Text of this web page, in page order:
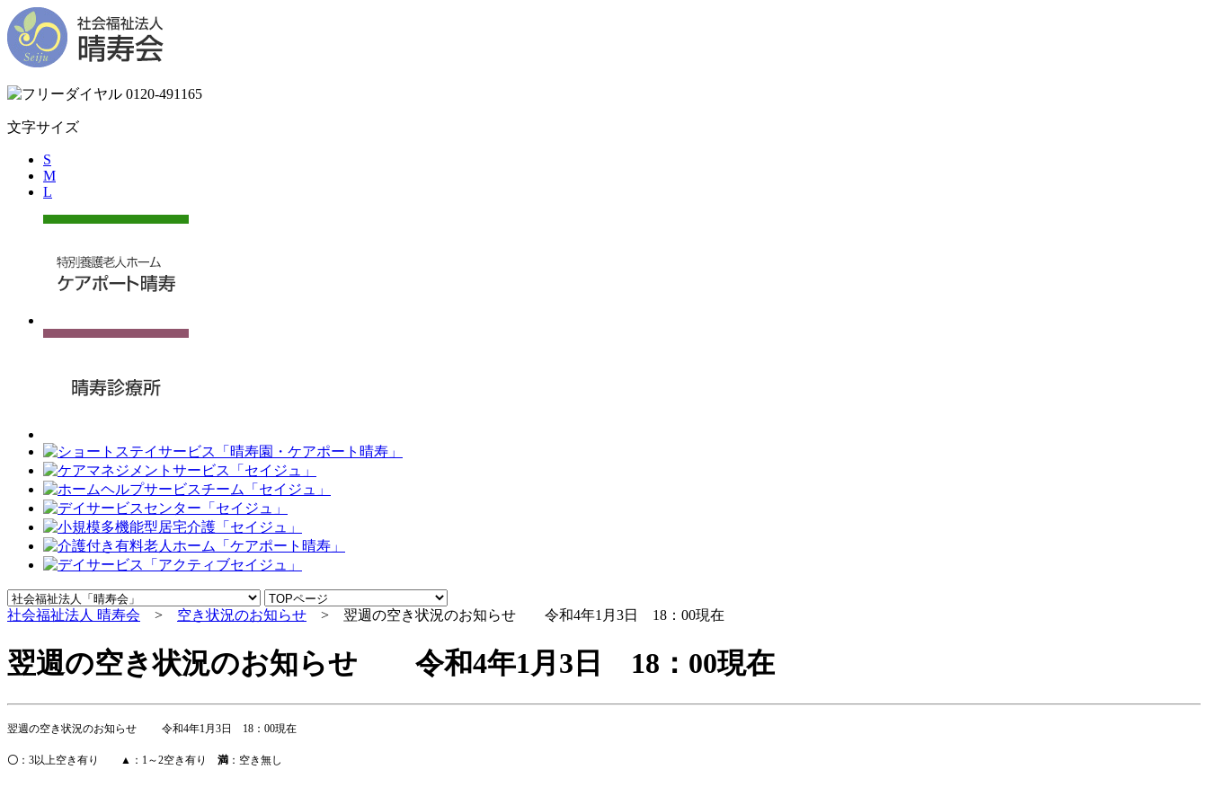
文字サイズ
S
M
L
社会福祉法人 晴寿会 > 空き状況のお知らせ > 翌週の空き状況のお知らせ 令和4年1月3日 18：00現在
翌週の空き状況のお知らせ 令和4年1月3日 18：00現在
翌週の空き状況のお知らせ 令和4年1月3日 18 ： 00現在
〇 ： 3以上空き有り ▲ ： 1～2空き有り 満 ：空き無し